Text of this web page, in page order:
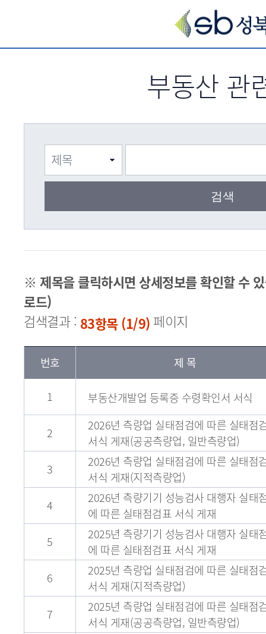
부동산 관
※ 제목을 클릭하시면 상세정보를 확인할 수
로드)
검색결과 : 83항목 (1/9) 페이지
번호 제 목
1 부동산개발업 등록증 수령확인서 서식
2
2026년 측량업 실태점검에 따른 실태점
서식 게재(공공측량업, 일반측량업)
3
2026년 측량업 실태점검에 따른 실태점
서식 게재(지적측량업)
4
2026년 측량기기 성능검사 대행자 실태
에 따른 실태점검표 서식 게재
5
2025년 측량기기 성능검사 대행자 실태
에 따른 실태점검표 서식 게재
6
2025년 측량업 실태점검에 따른 실태점
서식 게재(지적측량업)
7
2025년 측량업 실태점검에 따른 실태점
서식 게재(공공측량업, 일반측량업)